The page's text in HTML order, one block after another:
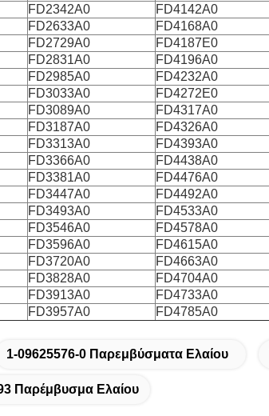
FD2342A0 FD4142A0
FD2633A0 FD4168A0
FD2729A0 FD4187E0
FD2831A0 FD4196A0
FD2985A0 FD4232A0
FD3033A0 FD4272E0
FD3089A0 FD4317A0
FD3187A0 FD4326A0
FD3313A0 FD4393A0
FD3366A0 FD4438A0
FD3381A0 FD4476A0
FD3447A0 FD4492A0
FD3493A0 FD4533A0
FD3546A0 FD4578A0
FD3596A0 FD4615A0
FD3720A0 FD4663A0
FD3828A0 FD4704A0
FD3913A0 FD4733A0
FD3957A0 FD4785A0
1-09625576-0 Παρεμβύσματα Ελαίου
Παρέμβυσμα Ελαίου